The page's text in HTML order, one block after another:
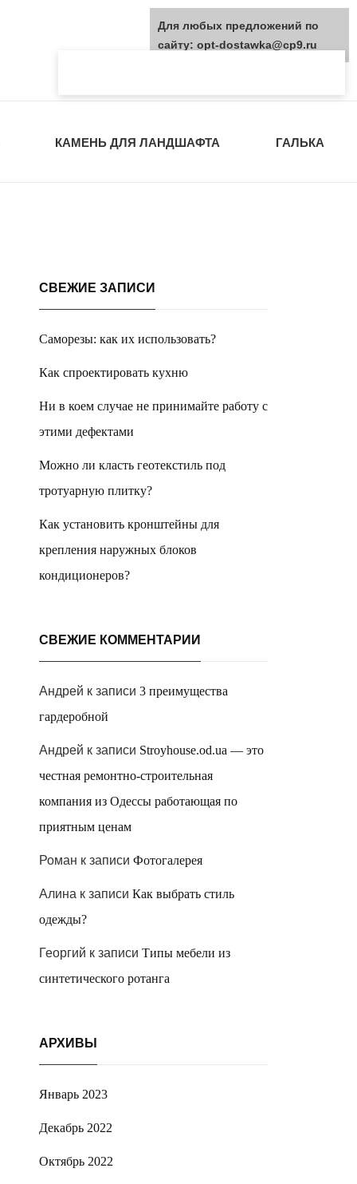
КАМЕНЬ ДЛЯ ЛАНДШАФТА ГАЛЬКА
СВЕЖИЕ ЗАПИСИ
Саморезы: как их использовать?
Как спроектировать кухню
Ни в коем случае не принимайте работу с
этими дефектами
Можно ли класть геотекстиль под
тротуарную плитку?
Как установить кронштейны для
крепления наружных блоков
кондиционеров?
СВЕЖИЕ КОММЕНТАРИИ
Андрей к записи 3 преимущества
гардеробной
Андрей к записи Stroyhouse.od.ua — это
честная ремонтно-строительная
компания из Одессы работающая по
приятным ценам
Роман к записи Фотогалерея
Алина к записи Как выбрать стиль
одежды?
Георгий к записи Типы мебели из
синтетического ротанга
АРХИВЫ
Январь 2023
Декабрь 2022
Октябрь 2022
Для любых предложений по
сайту: opt-dostawka@cp9.ru